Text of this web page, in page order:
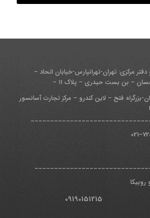
دفتر مرکزی:تهران-تهرانپارس-خیابان اتحاد –
– بن بست حیدری – پلاک ۱۱ –
بزرگراه فتح – لاین کندرو – مرکز تجارت آسانسور
–
021